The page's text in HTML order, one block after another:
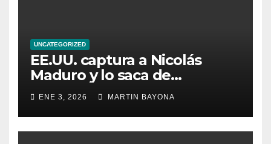
UNCATEGORIZED
EE.UU. captura a Nicolás
Maduro y lo saca de
Venezuela
ENE 3, 2026 MARTIN BAYONA